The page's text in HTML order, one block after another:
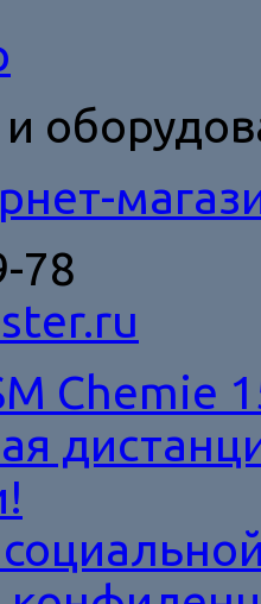
78
Chemie